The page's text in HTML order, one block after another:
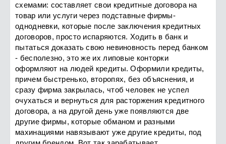
схемами: составляет свои кредитные договора на
товар или услуги через подставные фирмы-
однодневки, которые после заключения кредитных
договоров, просто испаряются. Ходить в банк и
пытаться доказать свою невиновность перед банком
- бесполезно, это же их липовые конторки
оформляют на людей кредиты. Оформили кредиты,
причем быстренько, второпях, без объяснения, и
сразу фирма закрылась, чтоб человек не успел
очухаться и вернуться для расторжения кредитного
договора, а на другой день уже появляются две
другие фирмы, которые обманом и разными
махинациями навязывают уже другие кредиты, под